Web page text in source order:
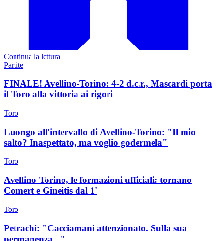
Continua la lettura
Partite
FINALE! Avellino-Torino: 4-2 d.c.r., Mascardi porta
il Toro alla vittoria ai rigori
Toro
Luongo all'intervallo di Avellino-Torino: "Il mio
salto? Inaspettato, ma voglio godermela"
Toro
Avellino-Torino, le formazioni ufficiali: tornano
Comert e Gineitis dal 1'
Toro
Petrachi: "Cacciamani attenzionato. Sulla sua
permanenza..."